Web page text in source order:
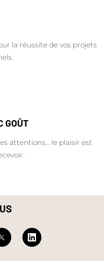
la réussite de vos projets
GOÛT
attentions… le plaisir est